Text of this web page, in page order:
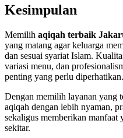
Kesimpulan
Memilih aqiqah terbaik
yang matang agar keluarga
dan sesuai syariat Islam.
variasi menu, dan
penting yang perlu diperhatikan.
Dengan memilih layanan yang
aqiqah dengan lebih nyaman,
sekaligus memberikan manfaat
sekitar.